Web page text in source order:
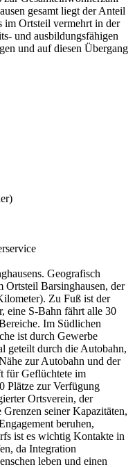
gesamt liegt der Anteil
im Ortsteil vermehrt in der
und ausbildungsfähigen
und auf diesen Übergang
Geografisch
Barsinghausen, der
Zu Fuß ist der
eine S-Bahn fährt alle 30
Im Südlichen
ist durch Gewerbe
geteilt durch die Autobahn,
zur Autobahn und der
für Geflüchtete im
Plätze zur Verfügung
Ortsverein, der
seiner Kapazitäten,
beruhen,
ist es wichtig Kontakte in
da Integration
leben und einen